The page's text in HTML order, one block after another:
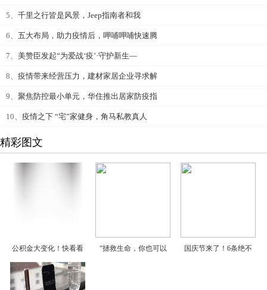
5、 千里之行皆是风景，Jeep指南者和我
6、 五大布局，助力疫情后，呷哺呷哺快速腾
7、 美赞臣发起“为爱战‘疫’·守护新生—
8、 疫情带来经营压力，建材家居企业寻求解
9、 聚焦防控最小单元，华住推出居家防疫指
10、 疫情之下 “宅”家健身，角马私教真人
精彩图文
公积金大变化！快看看 “拯救生命，你也可以 国庆节来了！6条绝不